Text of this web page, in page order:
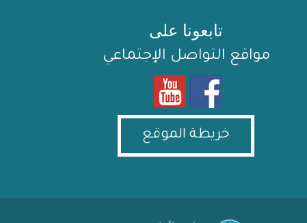
تابعونا على
مواقع التواصل الإجتماعي
خريطة الموقع